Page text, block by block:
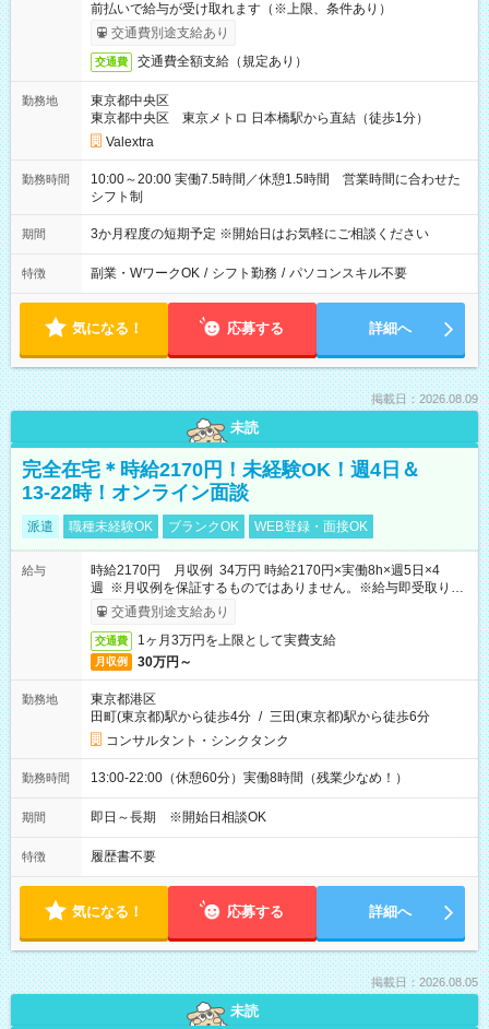
前払いで給与が受け取れます（※上限、条件あり）
交通費別途支給あり
交通費 交通費全額支給（規定あり）
勤務地
東京都中央区
東京都中央区 東京メトロ 日本橋駅から直結（徒歩1分）
Valextra
勤務時間
10:00～20:00 実働7.5時間／休憩1.5時間 営業時間に合わせた
シフト制
期間 3か月程度の短期予定 ※開始日はお気軽にご相談ください
特徴 副業・WワークOK / シフト勤務 / パソコンスキル不要
気になる！ 応募する 詳細へ
掲載日：2026.08.09
未読
完全在宅＊時給2170円！未経験OK！週4日＆
13-22時！オンライン面談
派遣 職種未経験OK ブランクOK WEB登録・面接OK
給与
時給2170円 月収例 34万円 時給2170円×実働8h×週5日×4
週 ※月収例を保証するものではありません。※給与即受取りサ
ービス利用可（利用条件有）
交通費別途支給あり
交通費 1ヶ月3万円を上限として実費支給
月収例 30万円～
勤務地
東京都港区
田町(東京都)駅から徒歩4分 / 三田(東京都)駅から徒歩6分
コンサルタント・シンクタンク
勤務時間 13:00-22:00（休憩60分）実働8時間（残業少なめ！）
期間 即日～長期 ※開始日相談OK
特徴 履歴書不要
気になる！ 応募する 詳細へ
掲載日：2026.08.05
未読